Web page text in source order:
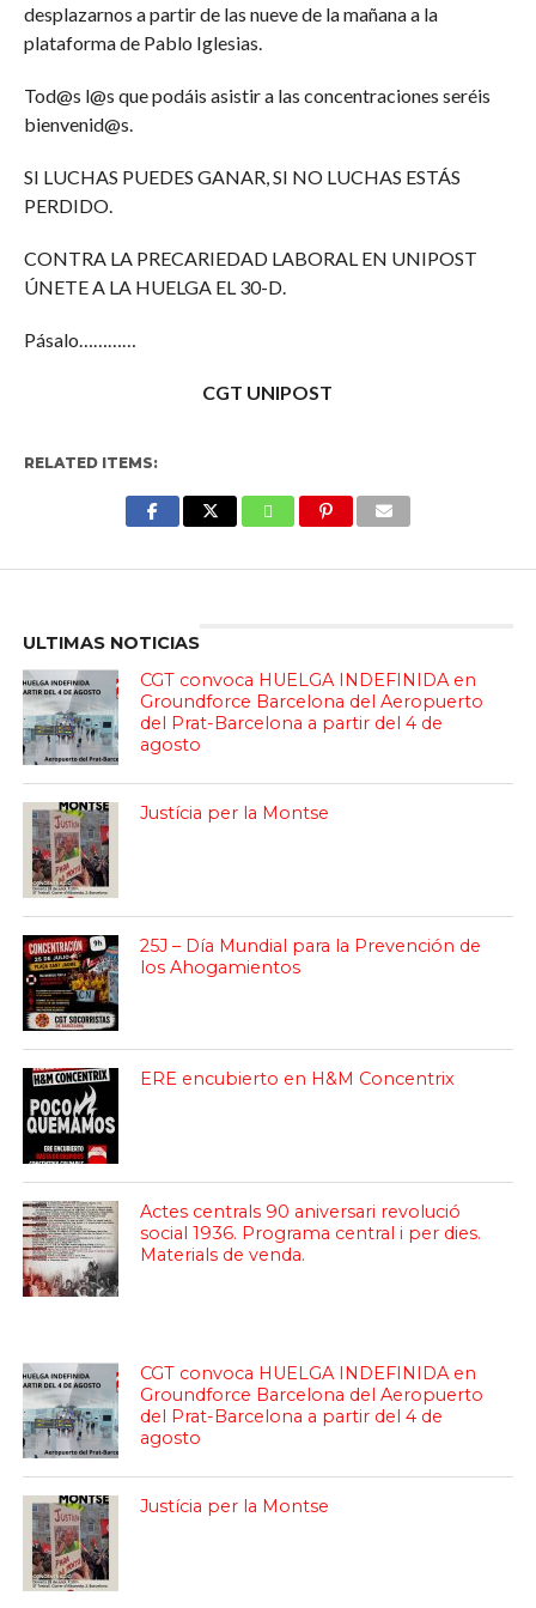
desplazarnos a partir de las nueve de la mañana a la
plataforma de Pablo Iglesias.
Tod@s l@s que podáis asistir a las concentraciones seréis
bienvenid@s.
SI LUCHAS PUEDES GANAR, SI NO LUCHAS ESTÁS
PERDIDO.
CONTRA LA PRECARIEDAD LABORAL EN UNIPOST
ÚNETE A LA HUELGA EL 30-D.
Pásalo…………
CGT UNIPOST
RELATED ITEMS:
ULTIMAS NOTICIAS
CGT convoca HUELGA INDEFINIDA en
Groundforce Barcelona del Aeropuerto
del Prat-Barcelona a partir del 4 de
agosto
Justícia per la Montse
25J – Día Mundial para la Prevención de
los Ahogamientos
ERE encubierto en H&M Concentrix
Actes centrals 90 aniversari revolució
social 1936. Programa central i per dies.
Materials de venda.
CGT convoca HUELGA INDEFINIDA en
Groundforce Barcelona del Aeropuerto
del Prat-Barcelona a partir del 4 de
agosto
Justícia per la Montse